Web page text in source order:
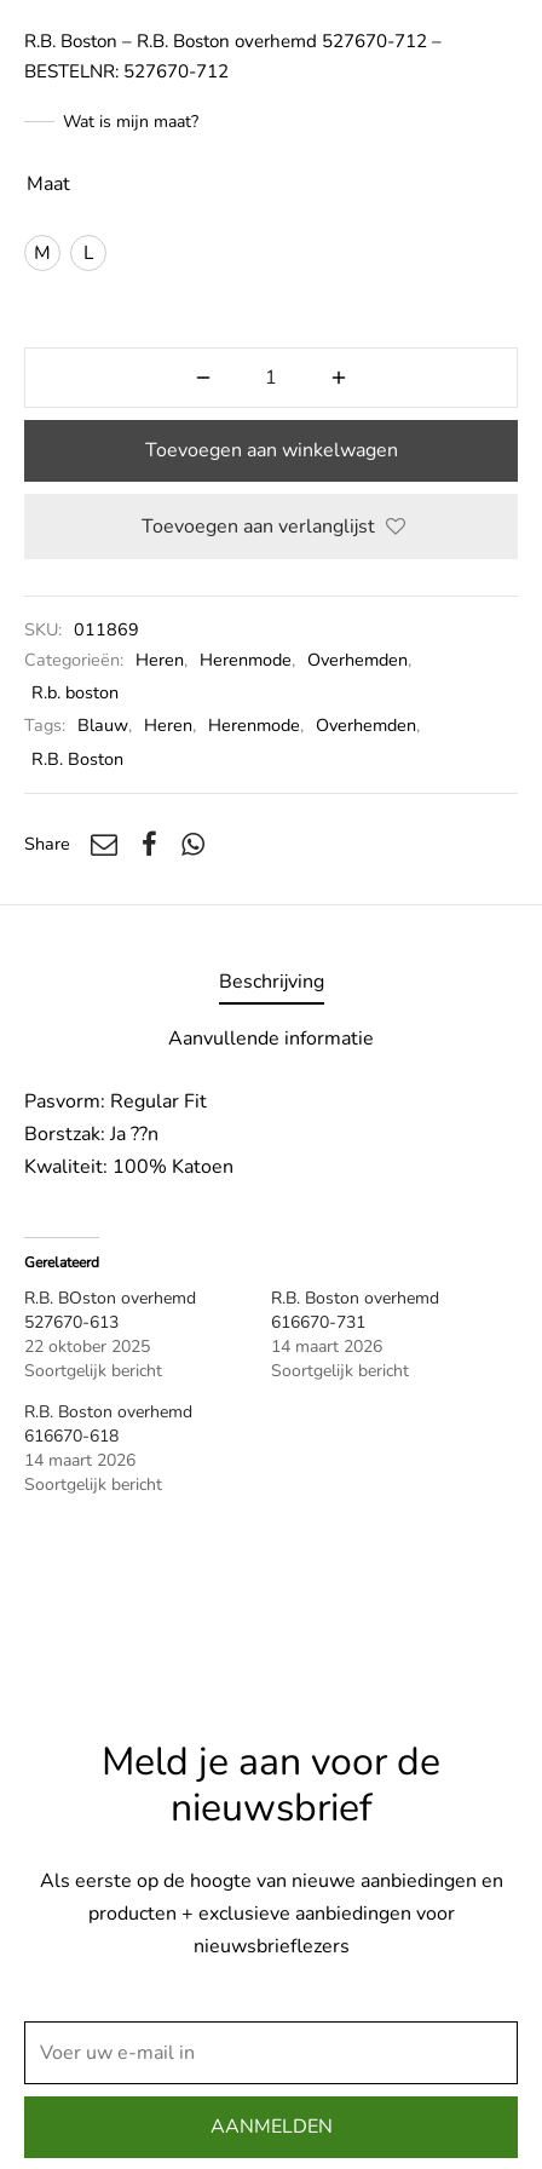
R.B. Boston – R.B. Boston overhemd 527670-712 –
BESTELNR: 527670-712
Wat is mijn maat?
Maat
M L
Toevoegen aan winkelwagen
Toevoegen aan verlanglijst
SKU: 011869
Categorieën: Heren, Herenmode, Overhemden,
R.b. boston
Tags: Blauw, Heren, Herenmode, Overhemden,
R.B. Boston
Share
Beschrijving
Aanvullende informatie
Pasvorm: Regular Fit
Borstzak: Ja ??n
Kwaliteit: 100% Katoen
Gerelateerd
R.B. BOston overhemd
527670-613
22 oktober 2025
Soortgelijk bericht
R.B. Boston overhemd
616670-731
14 maart 2026
Soortgelijk bericht
R.B. Boston overhemd
616670-618
14 maart 2026
Soortgelijk bericht
Meld je aan voor de
nieuwsbrief
Als eerste op de hoogte van nieuwe aanbiedingen en
producten + exclusieve aanbiedingen voor
nieuwsbrieflezers